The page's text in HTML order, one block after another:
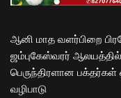
ஆனி மாத வளர்பிறை
ஜம்புகேஸ்வரர்
பெருந்திரளான
வழிபாடு